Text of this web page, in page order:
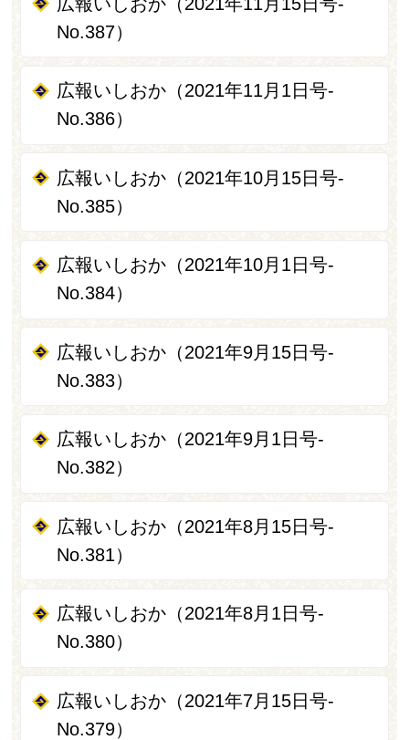
No.387）
広報いしおか（2021年11月1日号-
No.386）
広報いしおか（2021年10月15日号-
No.385）
広報いしおか（2021年10月1日号-
No.384）
広報いしおか（2021年9月15日号-
No.383）
広報いしおか（2021年9月1日号-
No.382）
広報いしおか（2021年8月15日号-
No.381）
広報いしおか（2021年8月1日号-
No.380）
広報いしおか（2021年7月15日号-
No.379）